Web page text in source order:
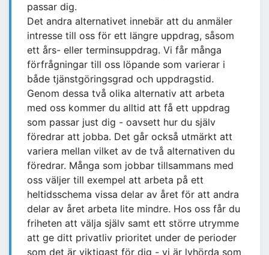
passar dig.
Det andra alternativet innebär att du anmäler
intresse till oss för ett längre uppdrag, såsom
ett års- eller terminsuppdrag. Vi får många
förfrågningar till oss löpande som varierar i
både tjänstgöringsgrad och uppdragstid.
Genom dessa två olika alternativ att arbeta
med oss kommer du alltid att få ett uppdrag
som passar just dig - oavsett hur du själv
föredrar att jobba. Det går också utmärkt att
variera mellan vilket av de två alternativen du
föredrar. Många som jobbar tillsammans med
oss väljer till exempel att arbeta på ett
heltidsschema vissa delar av året för att andra
delar av året arbeta lite mindre. Hos oss får du
friheten att välja själv samt ett större utrymme
att ge ditt privatliv prioritet under de perioder
som det är viktigast för dig - vi är lyhörda som